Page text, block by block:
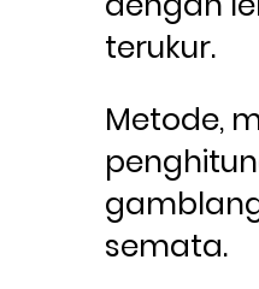
terukur.
Metode,
semata.